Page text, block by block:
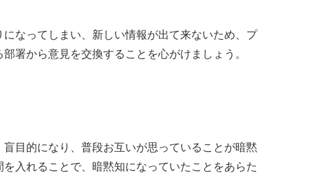
なってしまい、新しい情報が出て来ないため、プ
署から意見を交換することを心がけましょう。
目的になり、普段お互いが思っていることが暗黙
入れることで、暗黙知になっていたことをあらた